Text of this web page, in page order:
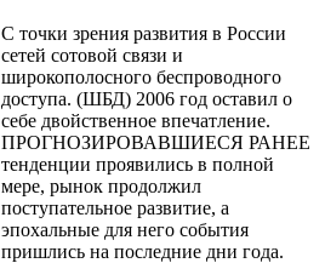
С точки зрения развития в России
сетей сотовой связи и
широкополосного беспроводного
доступа. (ШБД) 2006 год оставил о
себе двойственное впечатление.
ПРОГНОЗИРОВАВШИЕСЯ РАНЕЕ
тенденции проявились в полной
мере, рынок продолжил
поступательное развитие, а
эпохальные для него события
пришлись на последние дни года.